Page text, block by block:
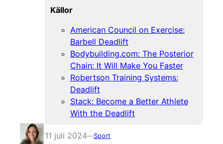
Källor
American Council on Exercise:
Barbell Deadlift
Bodybuilding.com: The Posterior
Chain: It Will Make You Faster
Robertson Training Systems:
Deadlift
Stack: Become a Better Athlete
With the Deadlift
11 juli 2024—Sport